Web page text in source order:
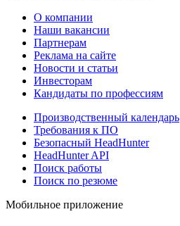
О компании
Наши вакансии
Партнерам
Реклама на сайте
Новости и статьи
Инвесторам
Кандидаты по профессиям
Производственный календарь
Требования к ПО
Безопасный HeadHunter
HeadHunter API
Поиск работы
Поиск по резюме
Мобильное приложение